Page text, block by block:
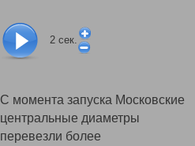
2 сек.
С момента запуска Московские
центральные диаметры
перевезли более